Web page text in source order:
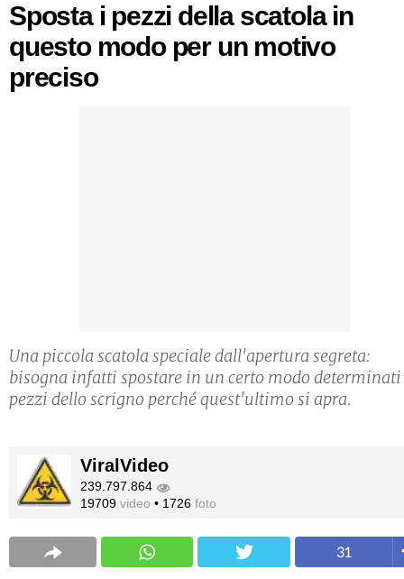
Sposta i pezzi della scatola in
questo modo per un motivo
preciso
Una piccola scatola speciale dall'apertura segreta:
bisogna infatti spostare in un certo modo determinati
pezzi dello scrigno perché quest'ultimo si apra.
ViralVideo
239.797.864
19709 video • 1726 foto
31